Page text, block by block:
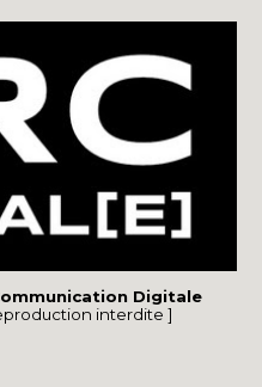
Digitale
interdite ]